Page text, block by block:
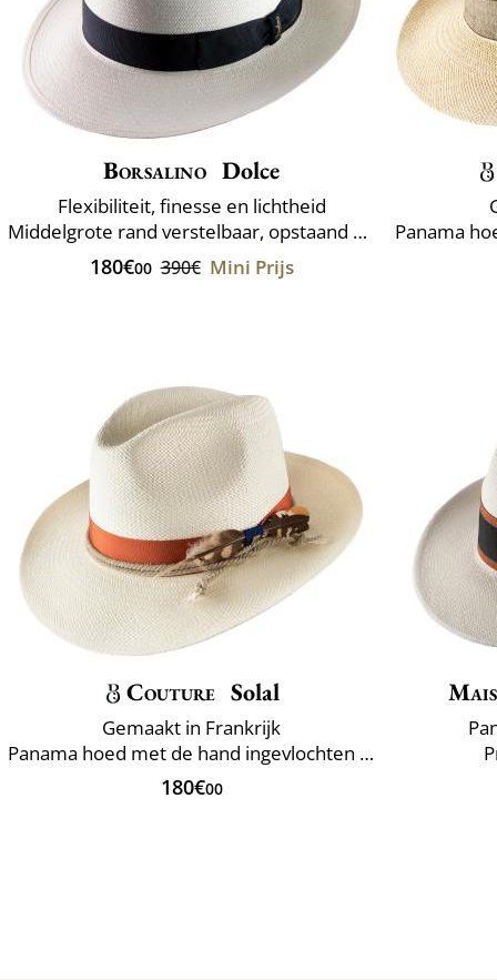
Borsalino Dolce
Flexibiliteit, finesse en lichtheid
Middelgrote rand verstelbaar, opstaand of verlaagd
180€00 390€ Mini Prijs
Couture Solal
Gemaakt in Frankrijk
Panama hoed met de hand ingevlochten Ecuador
180€00